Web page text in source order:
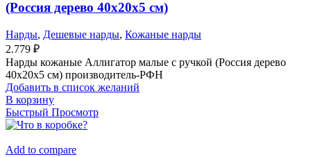
(Россия дерево 40х20х5 см)
Нарды, Дешевые нарды, Кожаные нарды
2.779 ₽
Нарды кожаные Аллигатор малые с ручкой (Россия дерево
40х20х5 см) производитель-РФН
Добавить в список желаний
В корзину
Быстрый Просмотр
Add to compare